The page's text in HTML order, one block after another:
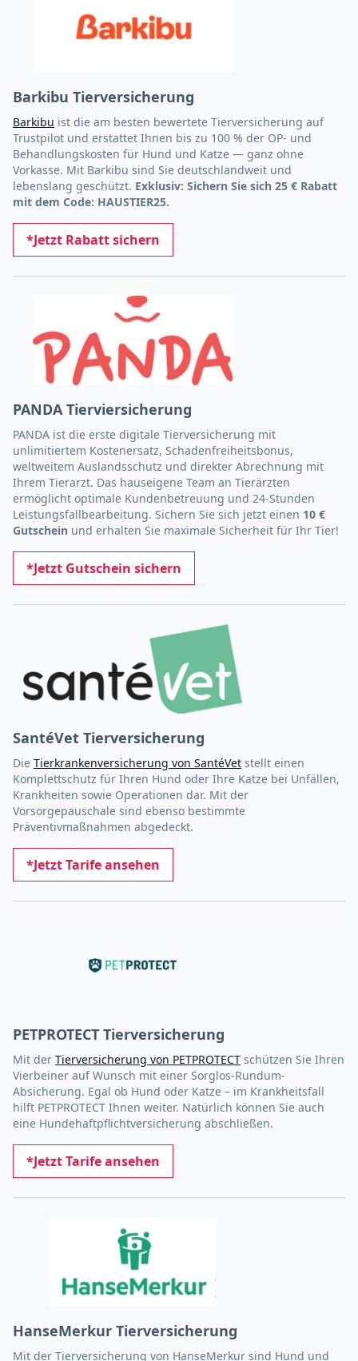
Barkibu Tierversicherung
Barkibu ist die am besten bewertete Tierversicherung auf
Trustpilot und erstattet Ihnen bis zu 100 % der OP- und
Behandlungskosten für Hund und Katze — ganz ohne
Vorkasse. Mit Barkibu sind Sie deutschlandweit und
lebenslang geschützt. Exklusiv: Sichern Sie sich 25 € Rabatt
mit dem Code: HAUSTIER25.
*Jetzt Rabatt sichern
PANDA Tierviersicherung
PANDA ist die erste digitale Tierversicherung mit
unlimitiertem Kostenersatz, Schadenfreiheitsbonus,
weltweitem Auslandsschutz und direkter Abrechnung mit
Ihrem Tierarzt. Das hauseigene Team an Tierärzten
ermöglicht optimale Kundenbetreuung und 24-Stunden
Leistungsfallbearbeitung. Sichern Sie sich jetzt einen 10 €
Gutschein und erhalten Sie maximale Sicherheit für Ihr Tier!
*Jetzt Gutschein sichern
SantéVet Tierversicherung
Die Tierkrankenversicherung von SantéVet stellt einen
Komplettschutz für Ihren Hund oder Ihre Katze bei Unfällen,
Krankheiten sowie Operationen dar. Mit der
Vorsorgepauschale sind ebenso bestimmte
Präventivmaßnahmen abgedeckt.
*Jetzt Tarife ansehen
PETPROTECT Tierversicherung
Mit der Tierversicherung von PETPROTECT schützen Sie Ihren
Vierbeiner auf Wunsch mit einer Sorglos-Rundum-
Absicherung. Egal ob Hund oder Katze – im Krankheitsfall
hilft PETPROTECT Ihnen weiter. Natürlich können Sie auch
eine Hundehaftpflichtversicherung abschließen.
*Jetzt Tarife ansehen
HanseMerkur Tierversicherung
Mit der Tierversicherung von HanseMerkur sind Hund und